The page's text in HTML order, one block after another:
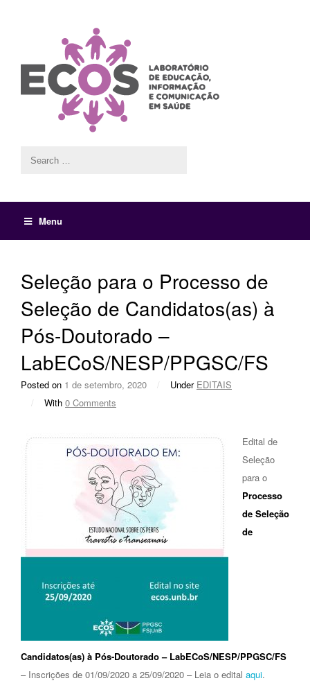
Menu
Seleção para o Processo de
Seleção de Candidatos(as) à
Pós-Doutorado –
LabECoS/NESP/PPGSC/FS
Posted on 1 de setembro, 2020 / Under EDITAIS
/
With 0 Comments
Edital de
Seleção
para o
Processo
de Seleção
de
Candidatos(as) à Pós-Doutorado – LabECoS/NESP/PPGSC/FS
– Inscrições de 01/09/2020 a 25/09/2020 – Leia o edital aqui.